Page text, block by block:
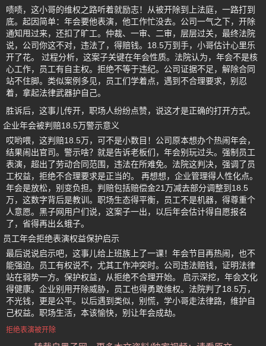
啧啧，这小哥的维权之路听着就励志！从被开除到上法庭，一路打到
底。起因简单：年会要他表演，他工作忙没去。公司一气之下，开除
通知甩过来，还扣了旷工。仲裁、一审、二审，层层过关，最终法院
说，公司你这不对，违法了，得赔钱。18.5万到手，小哥估计心里乐
开了花。 过程分析，这案子关键在年会性质。法院认为，年会不是核
心工作，员工有自主权。拒绝不等于违纪。公司证据不足，解除合同
站不住脚。类似案例多见，员工们学着点，遇到不合理要求，别忍
着，拿起法律武器护自己。
胜诉后，这事儿传开，职场人纷纷点赞，说这才是正确的打开方式。
企业年会被判赔18.5万警示意义
哎哟喂，这判赔18.5万，可不是小数目！公司原本想办个热闹年会，
结果闹出官司。警示啥？就是告诉老板们，年会别玩过头。强制员工
表演，超出了劳动合同范围，违法在所难免。法院这判决，强调了员
工权益，拒绝不合理要求是正当的。 再想想，企业管理得人性化点。
年会是放松，别变负担。判赔包括赔偿金21万减去部分调整到18.5
万，这数字背后是教训。职场生态得平衡，员工不是机器，得尊重个
人意愿。黑子网用户们说，这案子一出，以后年会估计得自愿报名
了，省得再出幺蛾子。
员工年会拒绝表演权益保护启示
最后说说启示吧，这事儿给上班族上了一课！年会节目再热闹，也不
能强迫。员工有权说不，尤其工作冲突时。公司违法赔钱，证明法律
站在弱势一方。保护权益，从拒绝不合理开始。 启示深挖，年会文化
得健康。企业别用开除威胁，员工也得勇敢维权。法院判了18.5万，
不光钱，更是公平。以后遇到类似，别慌，学小哥走法律路，维护自
己权益。职场生活，本该愉快，别让年会成劫。
拒绝表演被开除